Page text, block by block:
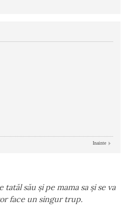
Inainte
tatăl său şi pe mama sa şi se va
face un singur trup.